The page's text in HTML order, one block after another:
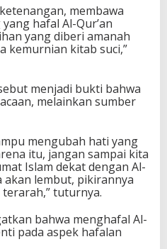
membawa
hafal Al-Qur’an
yang diberi amanah
kemurnian kitab suci,”
menjadi bukti bahwa
melainkan sumber
mengubah hati yang
itu, jangan sampai kita
Islam dekat dengan Al-
akan lembut, pikirannya
tuturnya.
bahwa menghafal Al-
pada aspek hafalan